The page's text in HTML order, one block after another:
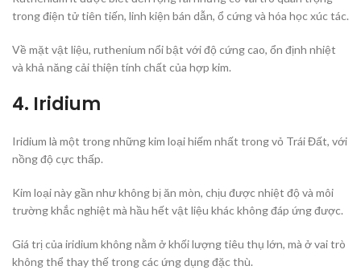
trong điện tử tiên tiến, linh kiện bán dẫn, ổ cứng và hóa học xúc tác.
Về mặt vật liệu, ruthenium nổi bật với độ cứng cao, ổn định nhiệt
và khả năng cải thiện tính chất của hợp kim.
4. Iridium
Iridium là một trong những kim loại hiếm nhất trong vỏ Trái Đất, với
nồng độ cực thấp.
Kim loại này gần như không bị ăn mòn, chịu được nhiệt độ và môi
trường khắc nghiệt mà hầu hết vật liệu khác không đáp ứng được.
Giá trị của iridium không nằm ở khối lượng tiêu thụ lớn, mà ở vai trò
không thể thay thế trong các ứng dụng đặc thù.